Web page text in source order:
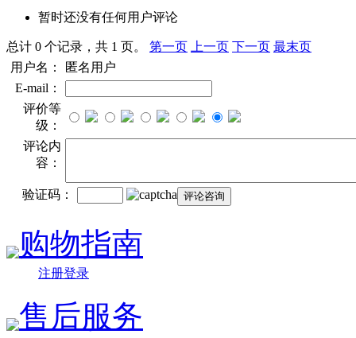
暂时还没有任何用户评论
总计 0 个记录，共 1 页。 第一页 上一页 下一页 最末页
用户名：
匿名用户
E-mail：
评价等
级：
评论内
容：
验证码：
购物指南
注册登录
售后服务